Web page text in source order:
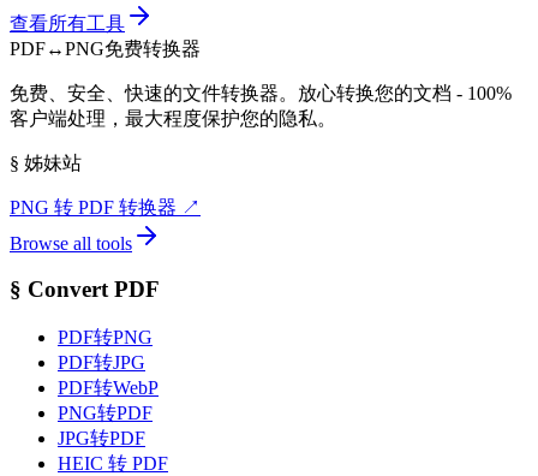
查看所有工具
PDF↔PNG免费转换器
免费、安全、快速的文件转换器。放心转换您的文档 - 100%
客户端处理，最大程度保护您的隐私。
§ 姊妹站
PNG 转 PDF 转换器 ↗
Browse all tools
§ Convert PDF
PDF转PNG
PDF转JPG
PDF转WebP
PNG转PDF
JPG转PDF
HEIC 转 PDF